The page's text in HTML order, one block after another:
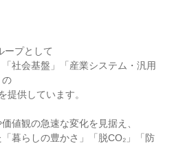
ープとして
社会基盤」「産業システム・汎用
の
提供しています。
値観の急速な変化を見据え、
暮らしの豊かさ」「脱CO₂」「防